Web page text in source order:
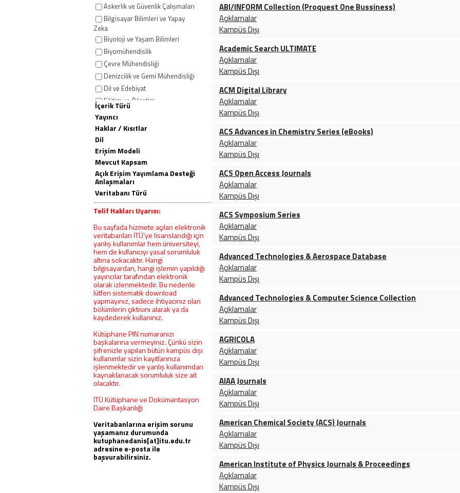
Askerlik ve Güvenlik Çalışmaları
Bilgisayar Bilimleri ve Yapay
Zeka
Biyoloji ve Yaşam Bilimleri
Biyomühendislik
Çevre Mühendisliği
Denizcilik ve Gemi Mühendisliği
Dil ve Edebiyat
Eğitim ve Öğretim
Mühendisliği
Endüstri Mühendisliği
Felsefe ve Din
Fizik
Genel/ Disiplinler Arası
Gıda Bilimi ve Mühendisliği
Haberler ve Güncel Olaylar
İnşaat Mühendisliği
İşletme, Ekonomi ve Yönetim
Kimya ve Kimya Mühendisliği
Kütüphane ve Bilgi Bilimleri
Makine Mühendisliği
Malzeme Bilimi ve Mühendisliği
Matematik ve İstatistik
Mimarlık
Müzik
Performans ve Medya Sanatları
Psikoloji
Sanat ve Tasarım
Siyaset Bilimi ve Uluslararası
İlişkiler
Sosyoloji ve Kültürel Çalışmalar
Tarih
Teknoloji ve Mühendislik
Tekstil ve Moda
Tıp ve Sağlık Bilimleri
Yaşam ve Hobi
İçerik Türü
Yayıncı
Haklar / Kısıtlar
Dil
Erişim Modeli
Mevcut Kapsam
Açık Erişim Yayımlama Desteği
Anlaşmaları
Veritabanı Türü
Telif Hakları Uyarısı:
Bu sayfada hizmete açılan elektronik
veritabanları İTÜ'ye lisanslandığı için
yanlış kullanımlar hem üniversiteyi,
hem de kullanıcıyı yasal sorumluluk
altına sokacaktır. Hangi
bilgisayardan, hangi işlemin yapıldığı
yayıncılar tarafından elektronik
olarak izlenmektedir. Bu nedenle
lütfen sistematik download
yapmayınız, sadece ihtiyacınız olan
bölümlerin çıktısını alarak ya da
kaydederek kullanınız.
Kütüphane PIN numaranızı
başkalarına vermeyiniz. Çünkü sizin
şifrenizle yapılan bütün kampüs dışı
kullanımlar sizin kayıtlarınıza
işlenmektedir ve yanlış kullanımdan
kaynaklanacak sorumluluk size ait
olacaktır.
İTÜ Kütüphane ve Dokümantasyon
Daire Başkanlığı
Veritabanlarına erişim sorunu
yaşamanız durumunda
kutuphanedanis[at]itu.edu.tr
adresine e-posta ile
başvurabilirsiniz.
ABI/INFORM Collection (Proquest One Bussiness)
Açıklamalar
Kampüs Dışı
Academic Search ULTIMATE
Açıklamalar
Kampüs Dışı
ACM Digital Library
Açıklamalar
Kampüs Dışı
ACS Advances in Chemistry Series (eBooks)
Açıklamalar
Kampüs Dışı
ACS Open Access Journals
Açıklamalar
Kampüs Dışı
ACS Symposium Series
Açıklamalar
Kampüs Dışı
Advanced Technologies & Aerospace Database
Açıklamalar
Kampüs Dışı
Advanced Technologies & Computer Science Collection
Açıklamalar
Kampüs Dışı
AGRICOLA
Açıklamalar
Kampüs Dışı
AIAA Journals
Açıklamalar
Kampüs Dışı
American Chemical Society (ACS) Journals
Açıklamalar
Kampüs Dışı
American Institute of Physics Journals & Proceedings
Açıklamalar
Kampüs Dışı